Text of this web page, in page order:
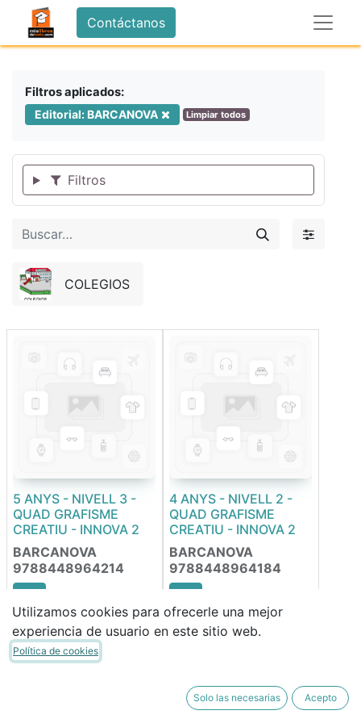
Contáctanos
Filtros aplicados:
Editorial: BARCANOVA Limpiar todos
Filtros
COLEGIOS
5 ANYS - NIVELL 3 -
QUAD GRAFISME
CREATIU - INNOVA 2
BARCANOVA
9788448964214
22,50€
19,13€
4 ANYS - NIVELL 2 -
QUAD GRAFISME
CREATIU - INNOVA 2
BARCANOVA
9788448964184
22,50€
19,13
FORRABLE
Utilizamos cookies para ofrecerle una mejor
experiencia de usuario en este sitio web.
Política de cookies
Solo las necesarias Acepto